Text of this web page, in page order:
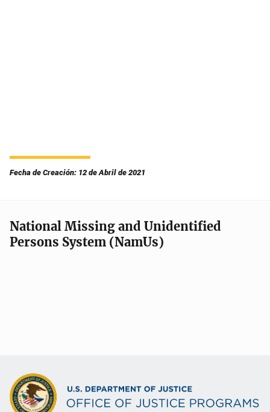
Fecha de Creación: 12 de Abril de 2021
National Missing and Unidentified
Persons System (NamUs)